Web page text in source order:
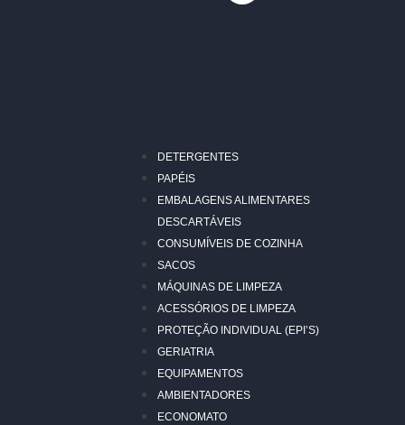
DETERGENTES
PAPÉIS
EMBALAGENS ALIMENTARES
DESCARTÁVEIS
CONSUMÍVEIS DE COZINHA
SACOS
MÁQUINAS DE LIMPEZA
ACESSÓRIOS DE LIMPEZA
PROTEÇÃO INDIVIDUAL (EPI’S)
GERIATRIA
EQUIPAMENTOS
AMBIENTADORES
ECONOMATO